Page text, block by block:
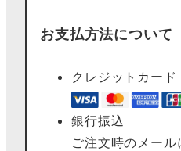
お支払方法について
クレジットカード
銀行振込
ご注文時のメール